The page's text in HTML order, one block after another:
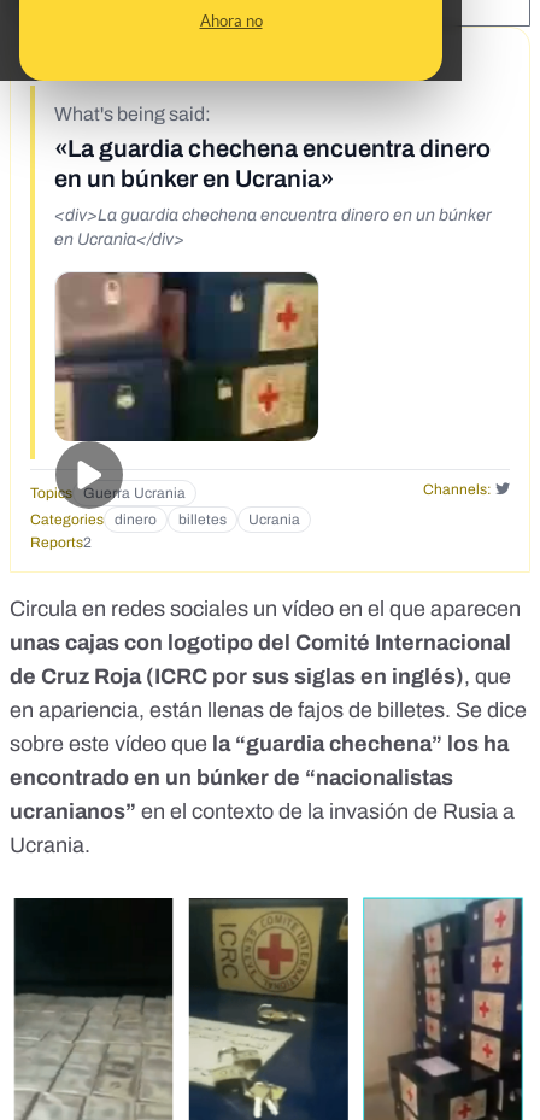
Ahora no
What's being said:
«La guardia chechena encuentra dinero
en un búnker en Ucrania»
<div>La guardia chechena encuentra dinero en un búnker
en Ucrania</div>
Topics Guerra Ucrania
Channels:
Categories
dinero billetes
Ucrania
Reports2
Circula en redes sociales un vídeo en el que aparecen
unas cajas con logotipo del Comité Internacional
de Cruz Roja (ICRC por sus siglas en inglés), que
en apariencia, están llenas de fajos de billetes. Se dice
sobre este vídeo que la “guardia chechena” los ha
encontrado en un búnker de “nacionalistas
ucranianos” en el contexto de la invasión de Rusia a
Ucrania.